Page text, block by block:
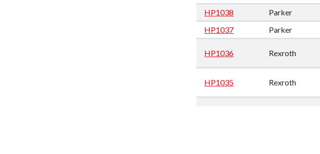
HP1038
Parker
HP1037
Parker
HP1036 Rexroth
HP1035 Rexroth